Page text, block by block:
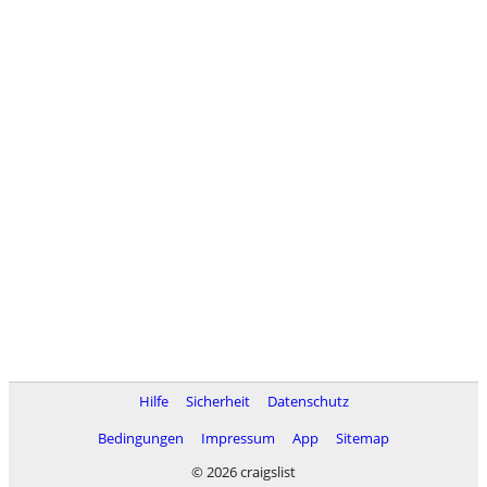
Hilfe Sicherheit
Datenschutz
Bedingungen
Impressum App
Sitemap
© 2026 craigslist